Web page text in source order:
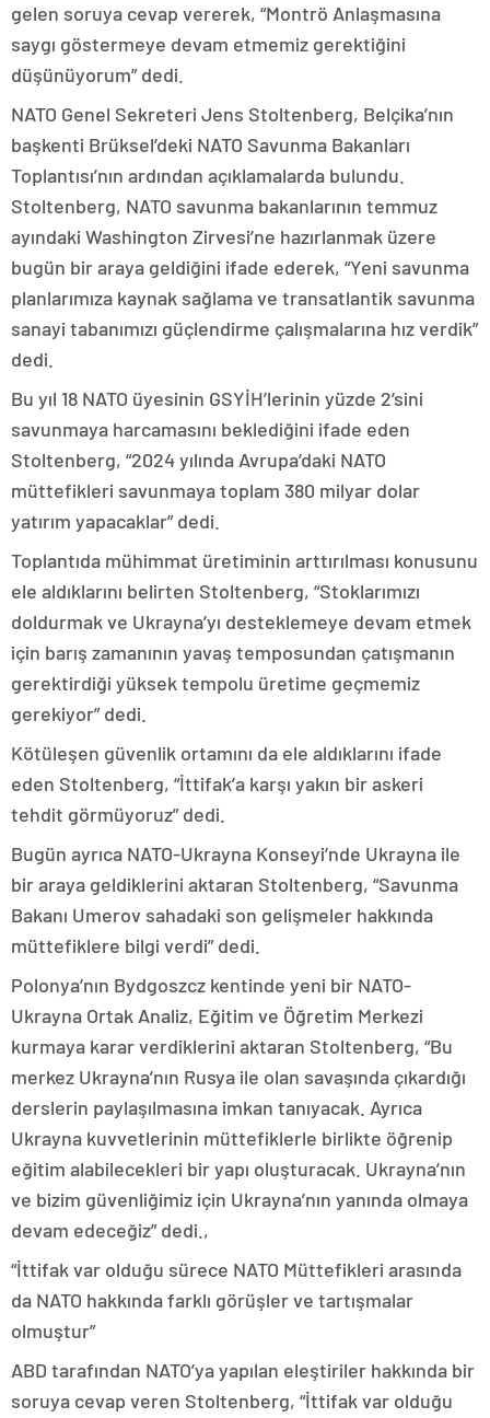
gelen soruya cevap vererek, “Montrö Anlaşmasına
saygı göstermeye devam etmemiz gerektiğini
düşünüyorum” dedi.
NATO Genel Sekreteri Jens Stoltenberg, Belçika’nın
başkenti Brüksel’deki NATO Savunma Bakanları
Toplantısı’nın ardından açıklamalarda bulundu.
Stoltenberg, NATO savunma bakanlarının temmuz
ayındaki Washington Zirvesi’ne hazırlanmak üzere
bugün bir araya geldiğini ifade ederek, “Yeni savunma
planlarımıza kaynak sağlama ve transatlantik savunma
sanayi tabanımızı güçlendirme çalışmalarına hız verdik”
dedi.
Bu yıl 18 NATO üyesinin GSYİH’lerinin yüzde 2’sini
savunmaya harcamasını beklediğini ifade eden
Stoltenberg, “2024 yılında Avrupa’daki NATO
müttefikleri savunmaya toplam 380 milyar dolar
yatırım yapacaklar” dedi.
Toplantıda mühimmat üretiminin arttırılması konusunu
ele aldıklarını belirten Stoltenberg, “Stoklarımızı
doldurmak ve Ukrayna’yı desteklemeye devam etmek
için barış zamanının yavaş temposundan çatışmanın
gerektirdiği yüksek tempolu üretime geçmemiz
gerekiyor” dedi.
Kötüleşen güvenlik ortamını da ele aldıklarını ifade
eden Stoltenberg, “İttifak’a karşı yakın bir askeri
tehdit görmüyoruz” dedi.
Bugün ayrıca NATO-Ukrayna Konseyi’nde Ukrayna ile
bir araya geldiklerini aktaran Stoltenberg, “Savunma
Bakanı Umerov sahadaki son gelişmeler hakkında
müttefiklere bilgi verdi” dedi.
Polonya’nın Bydgoszcz kentinde yeni bir NATO-
Ukrayna Ortak Analiz, Eğitim ve Öğretim Merkezi
kurmaya karar verdiklerini aktaran Stoltenberg, “Bu
merkez Ukrayna’nın Rusya ile olan savaşında çıkardığı
derslerin paylaşılmasına imkan tanıyacak. Ayrıca
Ukrayna kuvvetlerinin müttefiklerle birlikte öğrenip
eğitim alabilecekleri bir yapı oluşturacak. Ukrayna’nın
ve bizim güvenliğimiz için Ukrayna’nın yanında olmaya
devam edeceğiz” dedi.,
“İttifak var olduğu sürece NATO Müttefikleri arasında
da NATO hakkında farklı görüşler ve tartışmalar
olmuştur”
ABD tarafından NATO’ya yapılan eleştiriler hakkında bir
soruya cevap veren Stoltenberg, “İttifak var olduğu